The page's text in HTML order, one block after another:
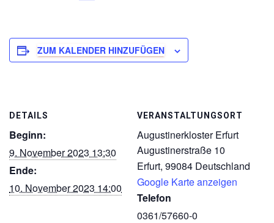
ZUM KALENDER HINZUFÜGEN
DETAILS
Beginn:
9. November 2023 13:30
Ende:
10. November 2023 14:00
VERANSTALTUNGSORT
Augustinerkloster Erfurt
Augustinerstraße 10
Erfurt, 99084 Deutschland
Google Karte anzeigen
Telefon
0361/57660-0